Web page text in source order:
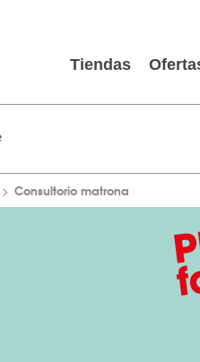
Tiendas
Consultorio matrona